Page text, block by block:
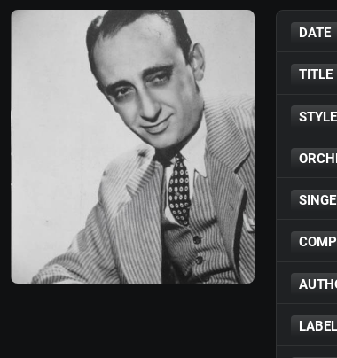
DATE
TITLE
STYLE
LABEL